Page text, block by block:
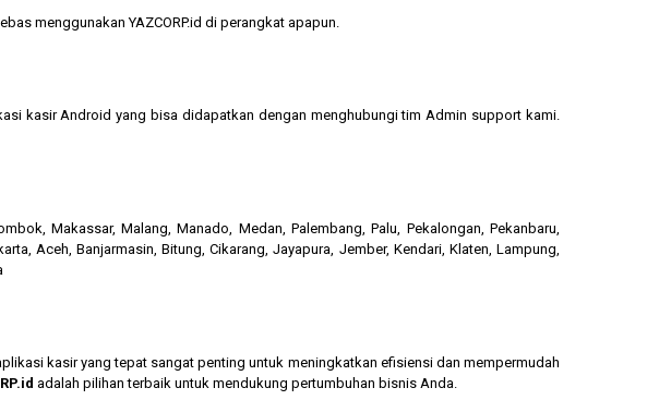
menggunakan YAZCORP.id di perangkat apapun.
kasir Android yang bisa didapatkan dengan menghubungi tim Admin support kami.
Makassar, Malang, Manado, Medan, Palembang, Palu, Pekalongan, Pekanbaru,
Aceh, Banjarmasin, Bitung, Cikarang, Jayapura, Jember, Kendari, Klaten, Lampung,
kasir yang tepat sangat penting untuk meningkatkan efisiensi dan mempermudah
adalah pilihan terbaik untuk mendukung pertumbuhan bisnis Anda.